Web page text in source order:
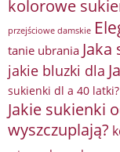
kolorowe
przejściowe damskie
tanie ubrania
jakie bluzki dla
sukienki dl a 40
Jakie sukienki
wyszczuplają?